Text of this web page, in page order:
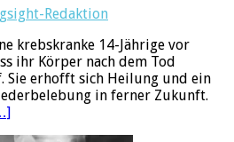
Redaktion
krebskranke 14-Jährige vor
ihr Körper nach dem Tod
Sie erhofft sich Heilung und ein
in ferner Zukunft.